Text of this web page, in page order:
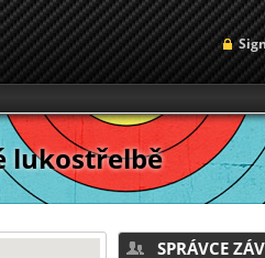
lukostřelbě
SPRÁVCE